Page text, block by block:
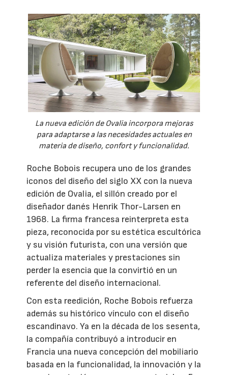
La nueva edición de Ovalia incorpora mejoras
para adaptarse a las necesidades actuales en
materia de diseño, confort y funcionalidad.
Roche Bobois recupera uno de los grandes
iconos del diseño del siglo XX con la nueva
edición de Ovalia, el sillón creado por el
diseñador danés Henrik Thor-Larsen en
1968. La firma francesa reinterpreta esta
pieza, reconocida por su estética escultórica
y su visión futurista, con una versión que
actualiza materiales y prestaciones sin
perder la esencia que la convirtió en un
referente del diseño internacional.
Con esta reedición, Roche Bobois refuerza
además su histórico vínculo con el diseño
escandinavo. Ya en la década de los sesenta,
la compañía contribuyó a introducir en
Francia una nueva concepción del mobiliario
basada en la funcionalidad, la innovación y la